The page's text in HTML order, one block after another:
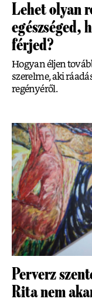
Lehet olyan
egészséged,
férjed?
Hogyan éljen
szerelme, aki
regényéről.
Perverz
Rita nem